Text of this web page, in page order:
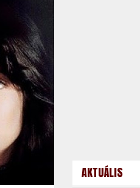
AKTUÁLIS